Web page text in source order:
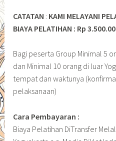
CATATAN : KAMI MELAYANI
BIAYA PELATIHAN : Rp
Bagi peserta Group Minimal 5
dan Minimal 10 orang di luar
tempat dan waktunya
pelaksanaan)
Cara Pembayaran :
Biaya Pelatihan DiTransfer